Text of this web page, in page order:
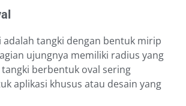
adalah tangki dengan bentuk mirip
ujungnya memiliki radius yang
tangki berbentuk oval sering
aplikasi khusus atau desain yang